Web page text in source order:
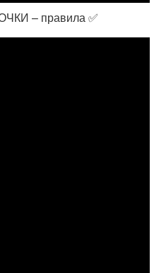
– правила ✅